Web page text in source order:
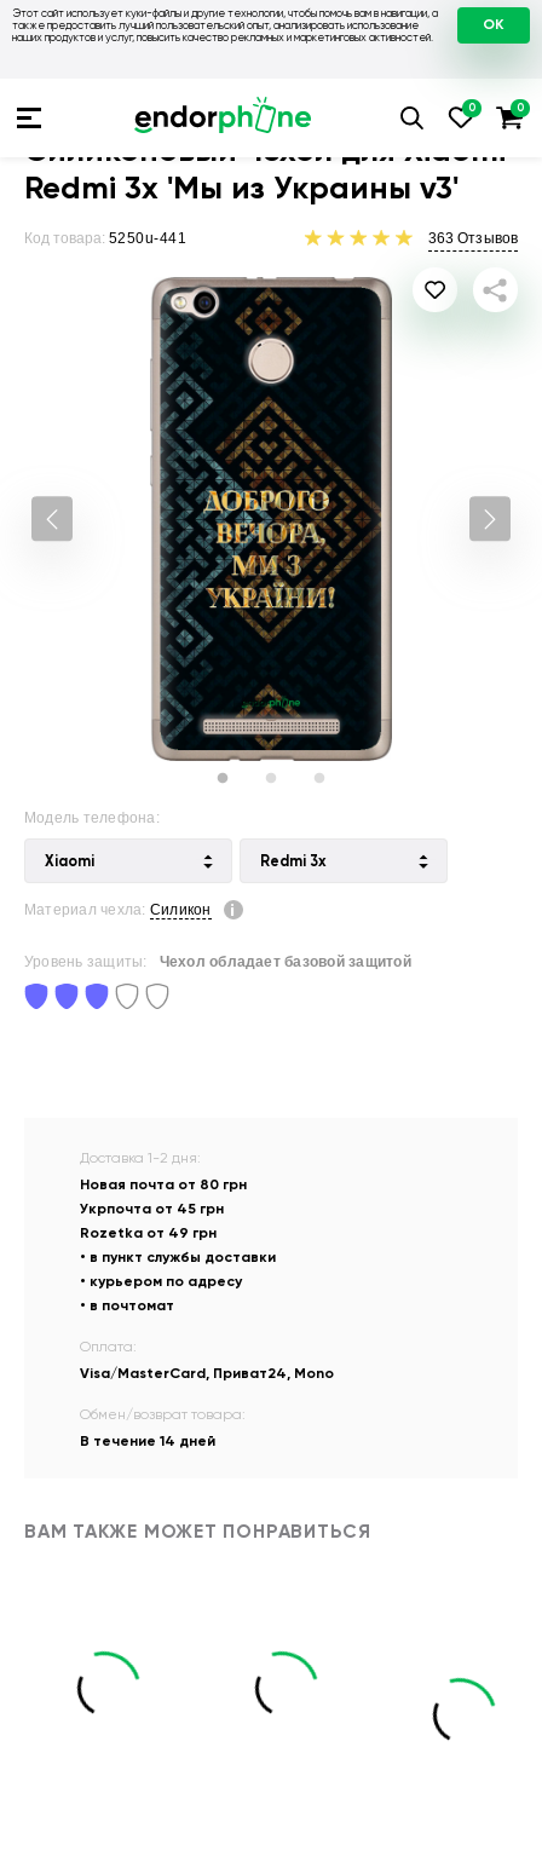
Этот сайт использует куки-файлы и другие технологии, чтобы помочь вам в навигации, а
также предоставить лучший пользовательский опыт, анализировать использование
наших продуктов и услуг, повысить качество рекламных и маркетинговых активностей.
OK
Чехлы на Xiaomi Чехол для Xiaomi
Силиконовый чехол для Xiaomi
Redmi 3x 'Мы из Украины v3'
Код товара: 5250u-441 363 Отзывов
Модель телефона:
Xiaomi Redmi 3x
Материал чехла: Силикон
Уровень защиты: Чехол обладает базовой защитой
Доставка 1-2 дня:
Новая почта от 80 грн
Укрпочта от 45 грн
Rozetka от 49 грн
• в пункт службы доставки
• курьером по адресу
• в почтомат
Оплата:
Visa/MasterCard, Приват24, Mono
Обмен/возврат товара:
В течение 14 дней
ВАМ ТАКЖЕ МОЖЕТ ПОНРАВИТЬСЯ